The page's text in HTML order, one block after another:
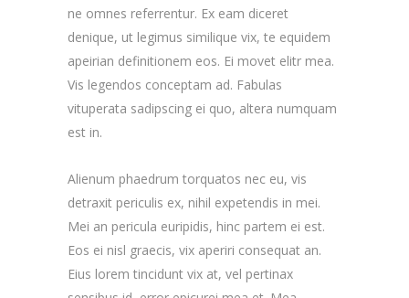
ne omnes referrentur. Ex eam diceret
denique, ut legimus similique vix, te equidem
apeirian definitionem eos. Ei movet elitr mea.
Vis legendos conceptam ad. Fabulas
vituperata sadipscing ei quo, altera numquam
est in.
Alienum phaedrum torquatos nec eu, vis
detraxit periculis ex, nihil expetendis in mei.
Mei an pericula euripidis, hinc partem ei est.
Eos ei nisl graecis, vix aperiri consequat an.
Eius lorem tincidunt vix at, vel pertinax